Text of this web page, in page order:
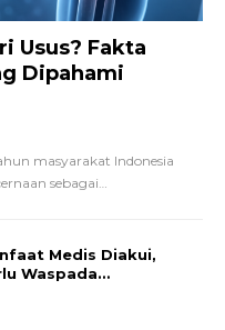
Usus? Fakta
Dipahami
masyarakat Indonesia
sebagai…
Medis Diakui,
Waspada…